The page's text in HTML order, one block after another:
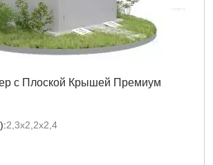
с Плоской Крышей Премиум
2,3х2,2х2,4